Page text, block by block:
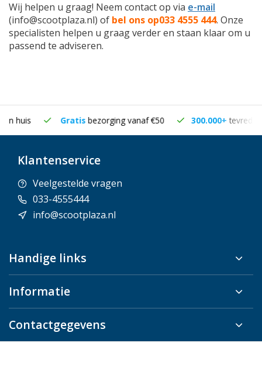
Wij helpen u graag! Neem contact op via e-mail
(info@scootplaza.nl) of bel ons op033 4555 444. Onze
specialisten helpen u graag verder en staan klaar om u
passend te adviseren.
Gratis bezorging vanaf €50 300.000+tevreden klanten
Klantenservice
Veelgestelde vragen
033-4555444
info@scootplaza.nl
Handige links
Informatie
Contactgegevens